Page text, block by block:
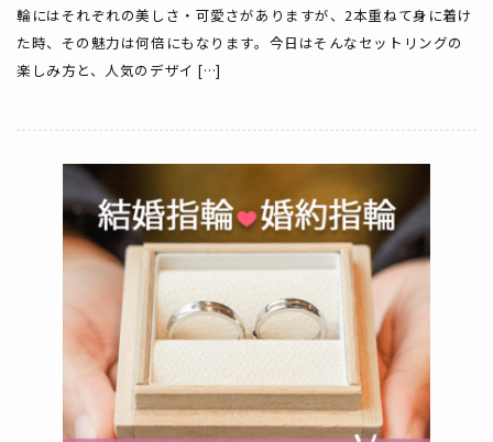
輪にはそれぞれの美しさ・可愛さがありますが、2本重ねて身に着け
た時、その魅力は何倍にもなります。今日はそんなセットリングの
楽しみ方と、人気のデザイ […]